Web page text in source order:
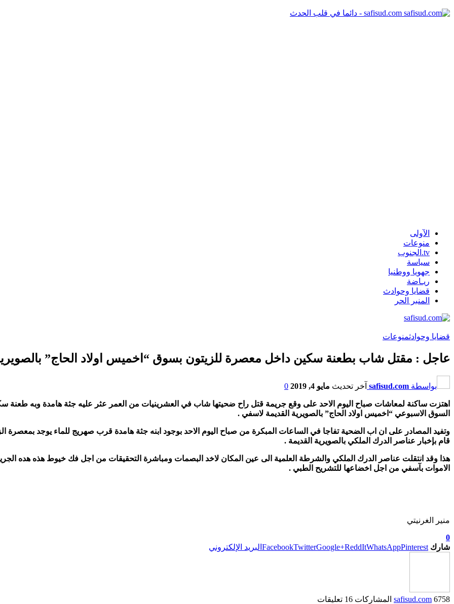
safisud.com - دائما في قلب الحدث
الآولى
منوعات
tv.الجنوب
سياسة
جهويا ووطنيا
ريـاضة
قضايا وحوادث
المنبر الحر
قضايا وحوادثمنوعات
عاجل : مقتل شاب بطعنة سكين داخل معصرة للزيتون بسوق “اخميس اولاد الحاج”
بواسطة safisud.com آخر تحديث مايو 4, 2019 0
اهتزت ساكنة لمعاشات صباح اليوم الاحد على وقع جريمة قتل راح ضحيتها شاب في العشرينيات من العمر عثر عليه جثة هامدة وبه
السوق الاسبوعي “اخميس اولاد الحاج” بالصويرية القديمة لاسفي .
وتفيد المصادر على ان اب الضحية تفاجا في الساعات المبكرة من صباح اليوم الاحد بوجود ابنه جثة هامدة قرب صهريج للماء يوجد
قام بإخبار عناصر الدرك الملكي بالصويرية القديمة .
هذا وقد انتقلت عناصر الدرك الملكي والشرطة العلمية الى عين المكان لاخد البصمات ومباشرة التحقيقات من اجل فك خيوط هذه هده
الاموات بآسفي من اجل اخضاعها للتشريح الطبي .
منير الغرنيتي
0
شارك
FacebookTwitterGoogle+ReddItWhatsAppPinterest البريد الإلكتروني
safisud.com 6758 المشاركات 16 تعليقات